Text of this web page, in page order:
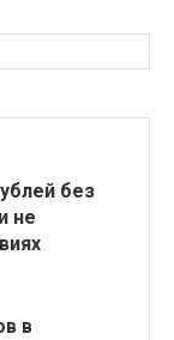
без
не
в